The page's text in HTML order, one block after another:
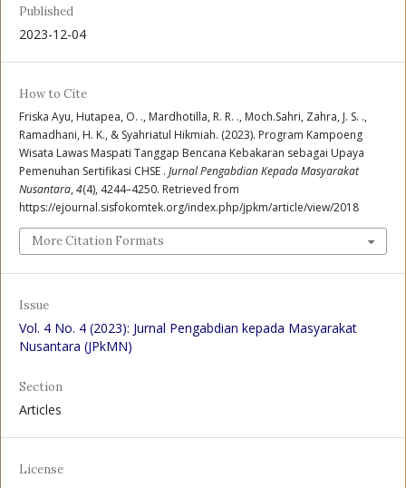
Published
2023-12-04
How to Cite
Friska Ayu, Hutapea, O. ., Mardhotilla, R. R. ., Moch.Sahri, Zahra, J. S. .,
Ramadhani, H. K., & Syahriatul Hikmiah. (2023). Program Kampoeng
Wisata Lawas Maspati Tanggap Bencana Kebakaran sebagai Upaya
Pemenuhan Sertifikasi CHSE . Jurnal Pengabdian Kepada Masyarakat
Nusantara, 4(4), 4244–4250. Retrieved from
https://ejournal.sisfokomtek.org/index.php/jpkm/article/view/2018
More Citation Formats
Issue
Vol. 4 No. 4 (2023): Jurnal Pengabdian kepada Masyarakat
Nusantara (JPkMN)
Section
Articles
License